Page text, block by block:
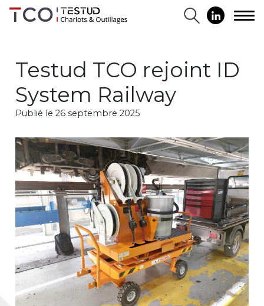
Testud TCO rejoint ID
System Railway
Publié le 26 septembre 2025